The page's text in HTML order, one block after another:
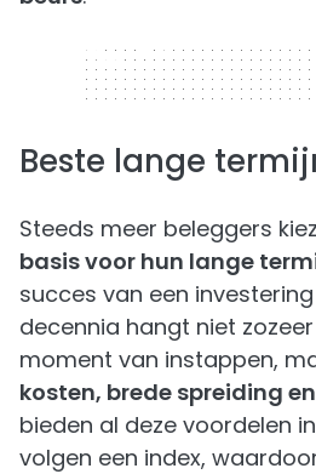
320 x 50
Beste lange
Steeds meer beleggers
basis voor hun lange
succes van een
decennia hangt niet
moment van instappen,
kosten, brede spreiding
bieden al deze voordelen
volgen een index,